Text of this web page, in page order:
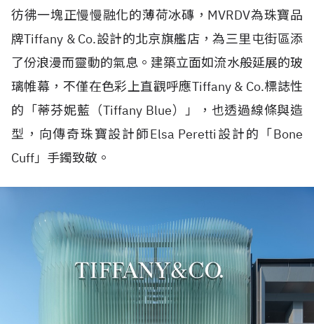
彷彿一塊正慢慢融化的薄荷冰磚， MVRDV為珠寶品
牌Tiffany & Co.設計的北京旗艦店，為三里屯街區添
了份浪漫而靈動的氣息。建築立面如流水般延展的玻
璃帷幕，不僅在色彩上直觀呼應Tiffany & Co.標誌性
的「蒂芬妮藍（Tiffany Blue）」，也透過線條與造
型，向傳奇珠寶設計師Elsa Peretti 設計的「Bone
Cuff」手鐲致敬。